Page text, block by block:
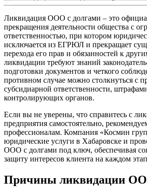
Ликвидация ООО с долгами – это
прекращения деятельности общества с
ответственностью, при котором
исключается из ЕГРЮЛ и прекращает
перехода его прав и обязанностей к
ликвидации требуют знаний
подготовки документов и четкого
противном случае можно столкнуться с
субсидиарной ответственности,
контролирующих органов.
Если вы не уверены, что справитесь с
предприятия самостоятельно,
профессионалам. Компания «Космин
юридические услуги в Хабаровске и
ООО с долгами под ключ, обеспечивая
защиту интересов клиента на каждом
Причины ликвидации